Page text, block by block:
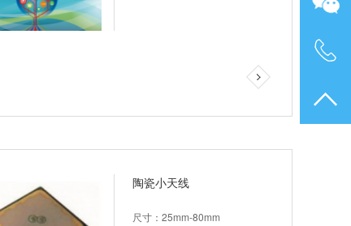
陶瓷小天线
尺寸：25mm-80mm